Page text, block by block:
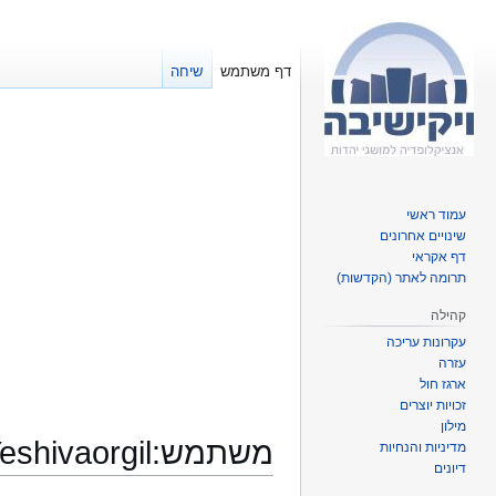
משתמש:
דף משתמש שיחה
עמוד ראשי
שינויים אחרונים
דף אקראי
תרומה לאתר (הקדשות)
קהילה
עקרונות עריכה
עזרה
ארגז חול
זכויות יוצרים
מילון
מדיניות והנחיות
דיונים